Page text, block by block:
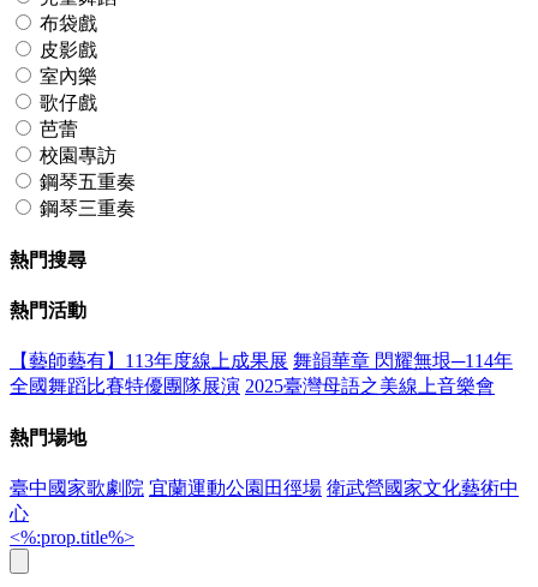
布袋戲
皮影戲
室內樂
歌仔戲
芭蕾
校園專訪
鋼琴五重奏
鋼琴三重奏
熱門搜尋
熱門活動
【藝師藝有】113年度線上成果展 舞韻華章 閃耀無垠─114年
全國舞蹈比賽特優團隊展演 2025臺灣母語之美線上音樂會
熱門場地
臺中國家歌劇院 宜蘭運動公園田徑場 衛武營國家文化藝術中
心
<%:prop.title%>